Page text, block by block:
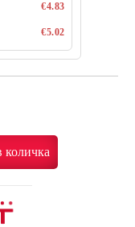
€4.83
€5.02